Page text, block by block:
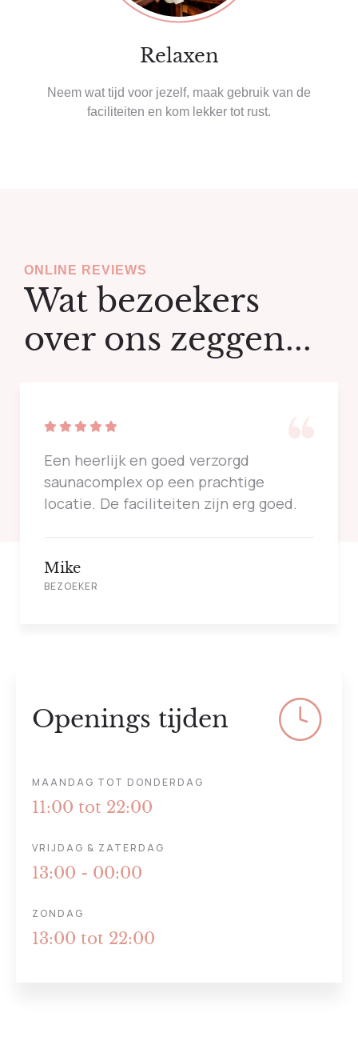
Relaxen
Neem wat tijd voor jezelf, maak gebruik van de
faciliteiten en kom lekker tot rust.
ONLINE REVIEWS
Wat bezoekers
over ons zeggen...
Een heerlijk en goed verzorgd
saunacomplex op een prachtige
locatie. De faciliteiten zijn erg goed.
Mike
BEZOEKER
Openings tijden
MAANDAG TOT DONDERDAG
11:00 tot 22:00
VRIJDAG & ZATERDAG
13:00 - 00:00
ZONDAG
13:00 tot 22:00